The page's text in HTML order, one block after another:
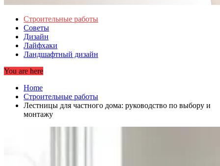
Строительные работы
Советы
Дизайн
Лайфхаки
Ландшафтный дизайн
You are here
Home
Строительные работы
Лестницы для частного дома: руководство по выбору и
монтажу